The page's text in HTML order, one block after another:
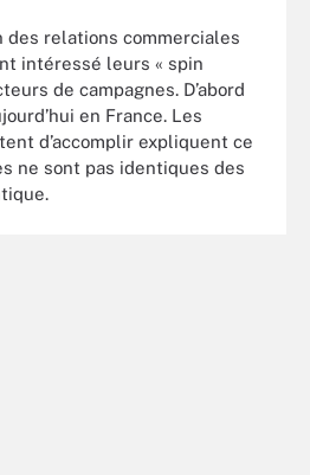
des relations commerciales
intéressé leurs « spin
de campagnes. D’abord
en France. Les
d’accomplir expliquent ce
ne sont pas identiques des